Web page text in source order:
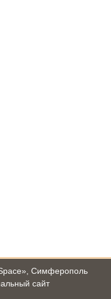
Симферополь
сайт